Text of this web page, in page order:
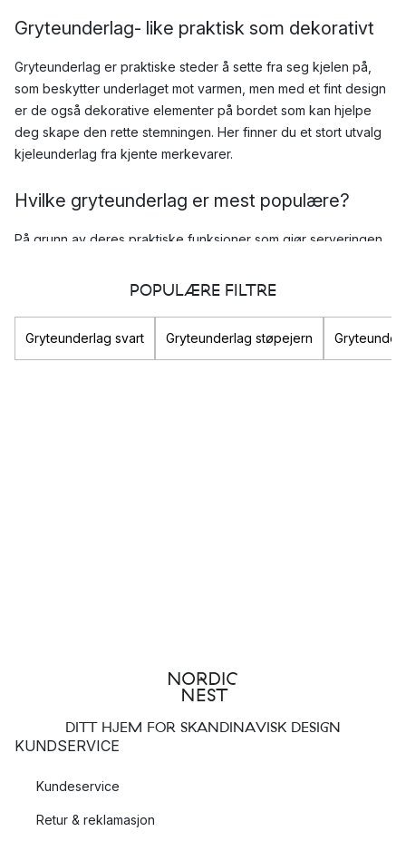
Gryteunderlag- like praktisk som dekorativt
Gryteunderlag er praktiske steder å sette fra seg kjelen på,
som beskytter underlaget mot varmen, men med et fint design
er de også dekorative elementer på bordet som kan hjelpe
deg skape den rette stemningen. Her finner du et stort utvalg
kjeleunderlag fra kjente merkevarer.
Hvilke gryteunderlag er mest populære?
På grunn av deres praktiske funksjoner som gjør serveringen
å ha. De kommer også i en rekke ulike design, former og
, samt i serien Trivets fra
Gryteunderlag med smart design og
gjennomtenkte funksjoner
Flere av bordskånerne i vårt sortiment har et smart og
gjennomtenkt design. Eksempel på dette er magnetiske
POPULÆRE FILTRE
Gryteunderlag svart Gryteunderlag støpejern
DITT HJEM FOR SKANDINAVISK DESIGN
KUNDSERVICE
Kundeservice
Retur & reklamasjon